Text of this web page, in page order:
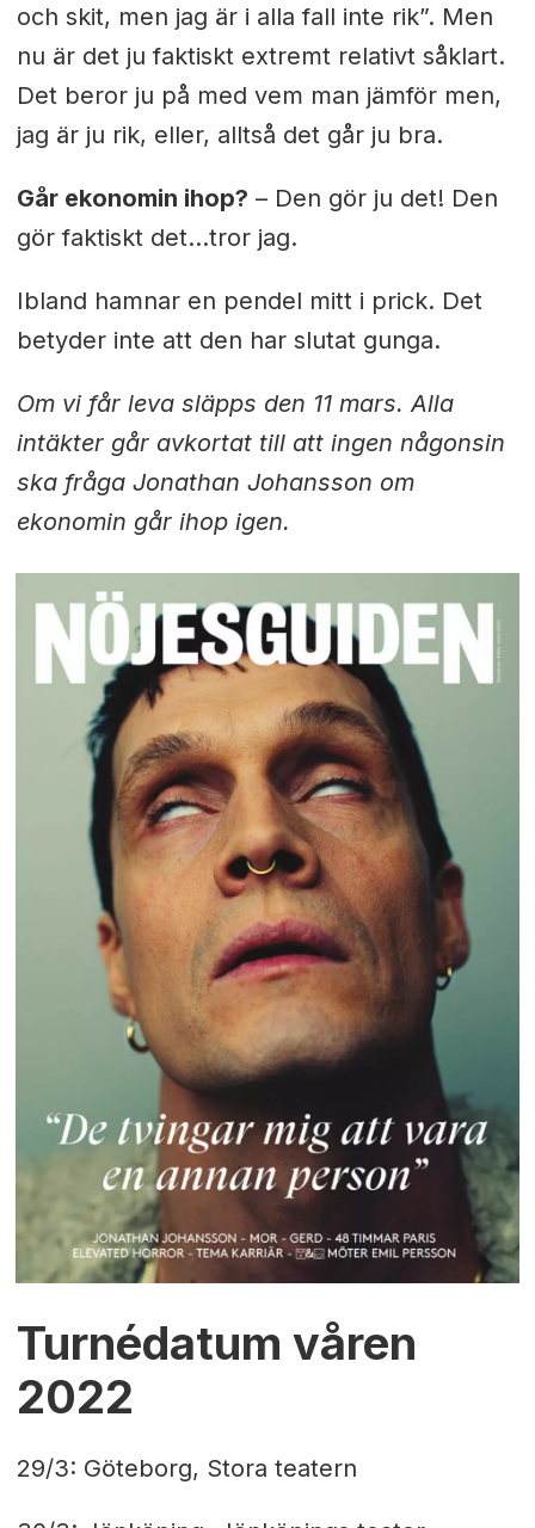
och skit, men jag är i alla fall inte rik”. Men
nu är det ju faktiskt extremt relativt såklart.
Det beror ju på med vem man jämför men,
jag är ju rik, eller, alltså det går ju bra.
Går ekonomin ihop? – Den gör ju det! Den
gör faktiskt det…tror jag.
Ibland hamnar en pendel mitt i prick. Det
betyder inte att den har slutat gunga.
Om vi får leva släpps den 11 mars. Alla
intäkter går avkortat till att ingen någonsin
ska fråga Jonathan Johansson om
ekonomin går ihop igen.
Turnédatum våren
2022
29/3: Göteborg, Stora teatern